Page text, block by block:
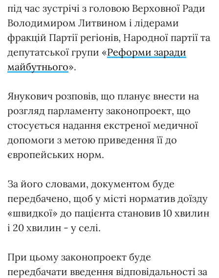
під час зустрічі з головою Верховної Ради
Володимиром Литвином і лідерами
фракцій Партії регіонів, Народної партії та
депутатської групи «Реформи заради
майбутнього».
Янукович розповів, що планує внести на
розгляд парламенту законопроект, що
стосується надання екстреної медичної
допомоги з метою приведення її до
європейських норм.
За його словами, документом буде
передбачено, щоб у місті норматив доїзду
«швидкої» до пацієнта становив 10 хвилин
і 20 хвилин - у селі.
При цьому законопроект буде
передбачати введення відповідальності за